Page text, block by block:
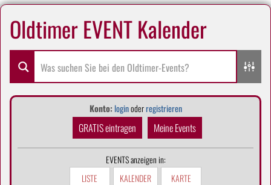
Oldtimer EVENT Kalender
Konto: loginoderregistrieren
GRATIS eintragen Meine Events
EVENTS anzeigen in:
LISTE
KALENDER KARTE